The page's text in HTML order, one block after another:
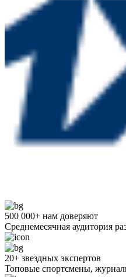
500 000+ нам доверяют
Среднемесячная аудитория
20+ звездных экспертов
Топовые спортсмены,